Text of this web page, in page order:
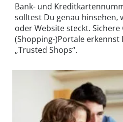
Bank- und
solltest Du genau hinsehen,
oder Website steckt. Sichere
(Shopping-)Portale erkennst
„Trusted Shops“.